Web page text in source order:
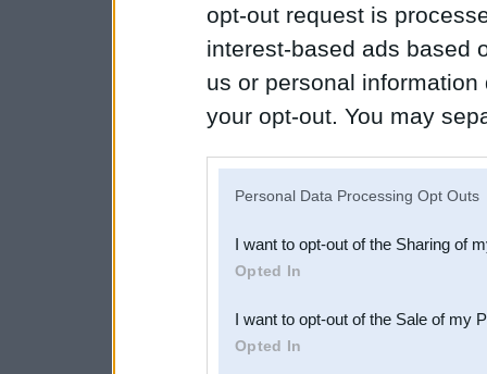
opt-out request is
interest-based ads based
us or personal
your opt-out. You may
Downstream Participants
third parties.
Personal Data Processing Opt Outs
I want to opt-out of the Sharing of
Opted In
I want to opt-out of the Sale of my
Opted In